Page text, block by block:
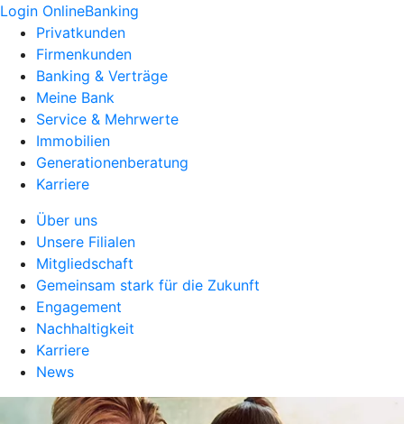
Login OnlineBanking
Privatkunden
Firmenkunden
Banking & Verträge
Meine Bank
Service & Mehrwerte
Immobilien
Generationenberatung
Karriere
Über uns
Unsere Filialen
Mitgliedschaft
Gemeinsam stark für die Zukunft
Engagement
Nachhaltigkeit
Karriere
News